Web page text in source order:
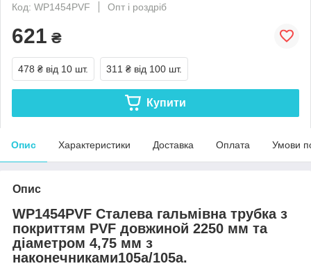
Код: WP1454PVF
Опт і роздріб
621 ₴
478 ₴ від 10 шт. 311 ₴ від 100 шт.
Купити
Опис Характеристики Доставка Оплата Умови
Опис
WP1454PVF Сталева гальмівна трубка з
покриттям PVF довжиной 2250 мм та
діаметром 4,75 мм з
наконечниками105а/105а.